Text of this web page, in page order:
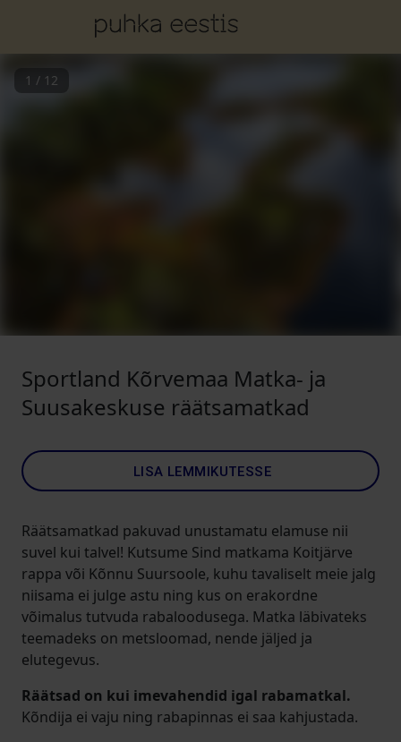
1 / 12
Sportland Kõrvemaa Matka- ja
Suusakeskuse räätsamatkad
LISA LEMMIKUTESSE
Räätsamatkad pakuvad unustamatu elamuse nii
suvel kui talvel! Kutsume Sind matkama Koitjärve
rappa või Kõnnu Suursoole, kuhu tavaliselt meie jalg
niisama ei julge astu ning kus on erakordne
võimalus tutvuda rabaloodusega. Matka läbivateks
teemadeks on metsloomad, nende jäljed ja
elutegevus.
Räätsad on kui imevahendid igal rabamatkal.
Kõndija ei vaju ning rabapinnas ei saa kahjustada.